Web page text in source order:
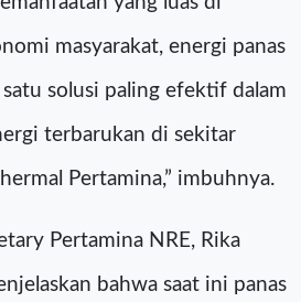
masyarakat, energi panas
solusi paling efektif dalam
terbarukan di sekitar
Pertamina,” imbuhnya.
Pertamina NRE, Rika
bahwa saat ini panas